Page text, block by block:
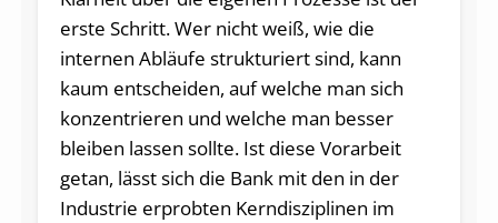
erste Schritt. Wer nicht weiß, wie die
internen Abläufe strukturiert sind, kann
kaum entscheiden, auf welche man sich
konzentrieren und welche man besser
bleiben lassen sollte. Ist diese Vorarbeit
getan, lässt sich die Bank mit den in der
Industrie erprobten Kerndisziplinen im